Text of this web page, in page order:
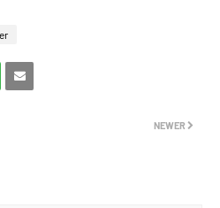
NEWER